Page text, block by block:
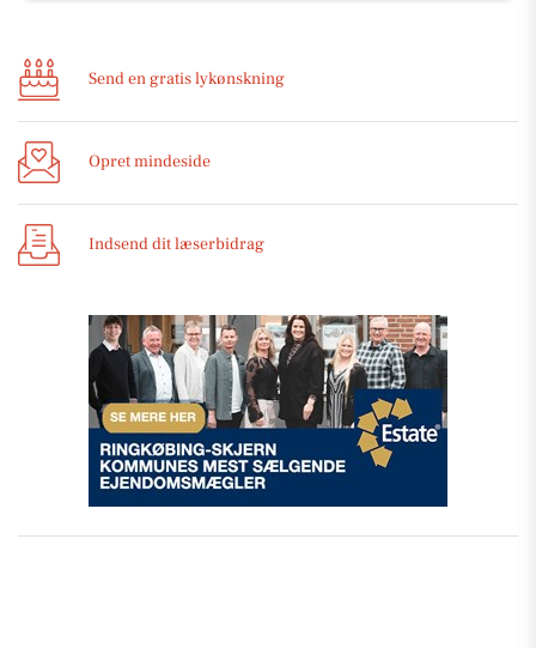
Send en gratis lykønskning
Opret mindeside
Indsend dit læserbidrag